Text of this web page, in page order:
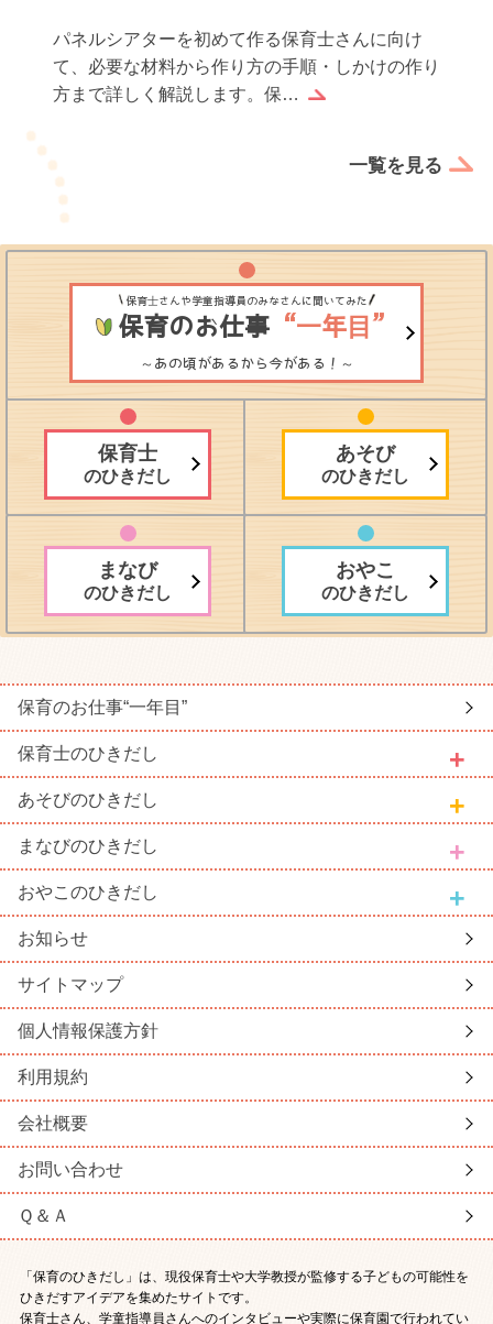
パネルシアターを初めて作る保育士さんに向け
て、必要な材料から作り方の手順・しかけの作り
方まで詳しく解説します。保…
一覧を見る
保育士さんや学童指導員のみなさんに聞いてみた
保育のお仕事“一年目”
～あの頃があるから今がある！～
保育士
のひきだし
あそび
のひきだし
まなび
のひきだし
おやこ
のひきだし
保育のお仕事“一年目”
保育士のひきだし
あそびのひきだし
まなびのひきだし
おやこ のひきだし
お知らせ
サイトマップ
個人情報保護方針
利用規約
会社概要
お問い合わせ
Ｑ＆Ａ
「保育のひきだし」は、現役保育士や大学教授が監修する子どもの可能性を
ひきだすアイデアを集めたサイトです。
保育士さん、学童指導員さんへのインタビューや実際に保育園で行われてい